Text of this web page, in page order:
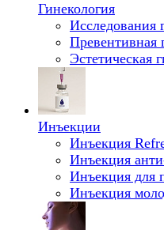
Гинекология
Исследования
Превентивная
Эстетическая
Инъекции
Инъекция
Инъекция
Инъекция для
Инъекция